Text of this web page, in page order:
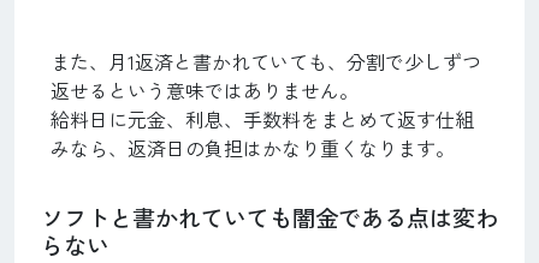
また、月1返済と書かれていても、分割で少しずつ
返せるという意味ではありません。
給料日に元金、利息、手数料をまとめて返す仕組
みなら、返済日の負担はかなり重くなります。
ソフトと書かれていても闇金である点は変わ
らない